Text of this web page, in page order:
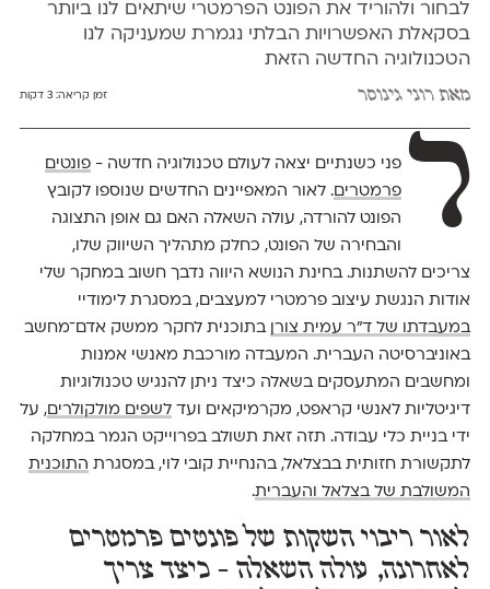
לבחור ולהוריד את הפונט הפרמטרי שיתאים לנו ביותר
בסקאלת האפשרויות הבלתי נגמרת שמעניקה לנו
הטכנולוגיה החדשה הזאת
מאת רוני גינוסר זמן קריאה:3 דקות
ל פני כשנתיים יצאה לעולם טכנולוגיה חדשה - פונטים
פרמטרים. לאור המאפיינים החדשים שנוספו לקובץ
הפונט להורדה, עולה השאלה האם גם אופן התצוגה
והבחירה של הפונט, כחלק מתהליך השיווק שלו,
צריכים להשתנות. בחינת הנושא היווה נדבך חשוב במחקר שלי
אודות הנגשת עיצוב פרמטרי למעצבים, במסגרת לימודיי
במעבדתו של ד"ר עמית צורן בתוכנית לחקר ממשק אדם־מחשב
באוניברסיטה העברית. המעבדה מורכבת מאנשי אמנות
ומחשבים המתעסקים בשאלה כיצד ניתן להנגיש טכנולוגיות
דיגיטליות לאנשי קראפט, מקרמיקאים ועד לשפים מולקולרים, על
ידי בניית כלי עבודה. תזה זאת תשולב בפרוייקט הגמר במחלקה
לתקשורת חזותית בבצלאל, בהנחיית קובי לוי, במסגרת התוכנית
המשולבת של בצלאל והעברית.
לאור ריבוי השקות של פונטים פרמטרים
לאחרונה, עולה השאלה - כיצד צריך